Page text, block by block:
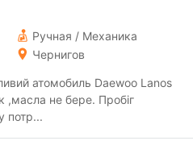
Ручная / Механика
Чернигов
атомобиль Daewoo Lanos
,масла не бере. Пробіг
потр...